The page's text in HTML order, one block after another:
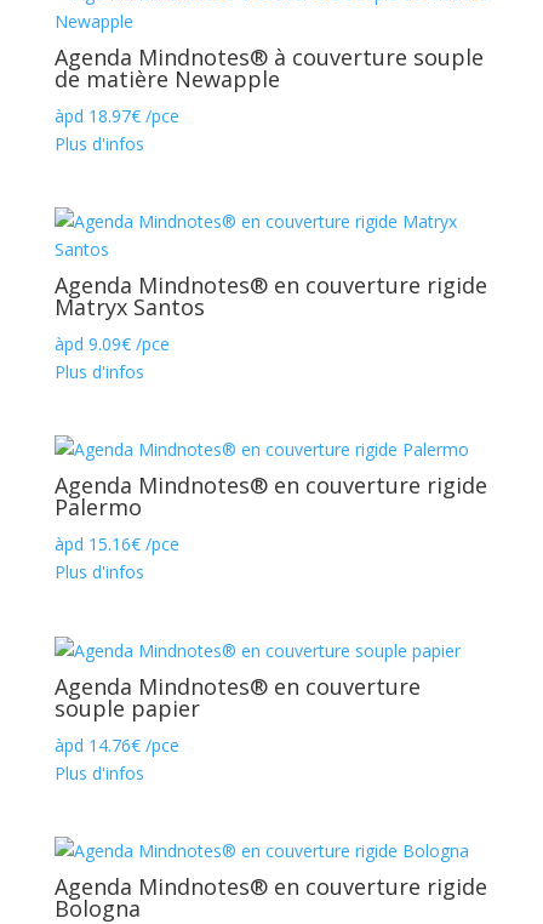
Agenda Mindnotes® à couverture souple
de matière Newapple
àpd 18.97€/pce
Plus d'infos
Agenda Mindnotes® en couverture rigide
Matryx Santos
àpd 9.09€/pce
Plus d'infos
Agenda Mindnotes® en couverture rigide
Palermo
àpd 15.16€/pce
Plus d'infos
Agenda Mindnotes® en couverture
souple papier
àpd 14.76€/pce
Plus d'infos
Agenda Mindnotes® en couverture rigide
Bologna